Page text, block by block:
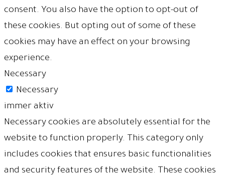
consent. You also have the option to opt-out of
these cookies. But opting out of some of these
cookies may have an effect on your browsing
experience.
Necessary
Necessary
immer aktiv
Necessary cookies are absolutely essential for the
website to function properly. This category only
includes cookies that ensures basic functionalities
and security features of the website. These cookies